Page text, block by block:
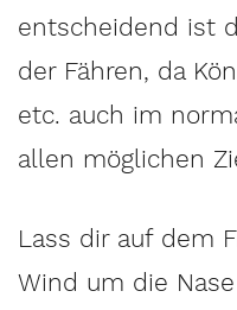
entscheidend ist
der Fähren, da
etc. auch im
allen möglichen
Lass dir auf dem
Wind um die